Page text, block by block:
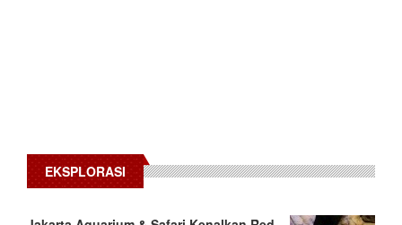
EKSPLORASI